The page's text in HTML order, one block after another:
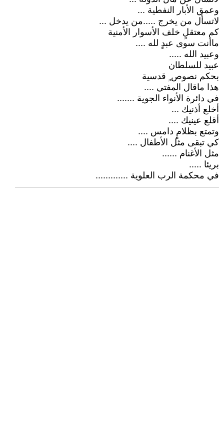
وعمق الأبار النفطية ...
لاتسأل من يخرج .....من يدخل ...
كم معتقلٍ خلف الأسوار الأمنية
ماأنت سوى عبدٍ لله ....
وعبيد الله .....
عبيد للسلطان
بحكم نصوص ٍ قدسية
هذا ماقال المفتي ....
في دائرة الأنواء الجوية .......
أخلع أذنيك ...
أقلع عينيك ....
وتمتع بظلامٍ دامس ....
كي تبقى مثل الأطفال ....
مثل الأغنام ......
بريئا .....
في محكمة الرب العلوية .............